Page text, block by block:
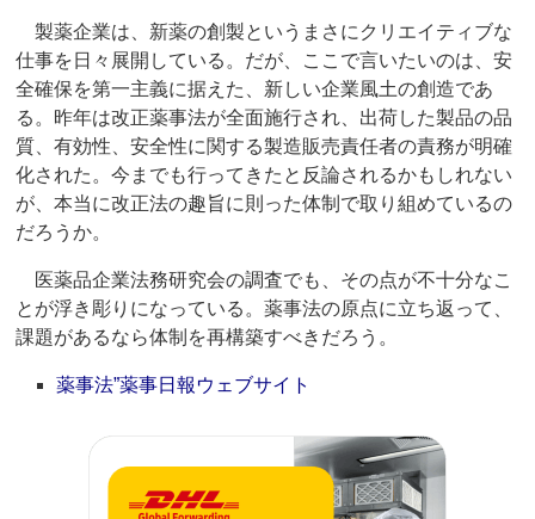
製薬企業は、新薬の創製というまさにクリエイティブな
仕事を日々展開している。だが、ここで言いたいのは、安
全確保を第一主義に据えた、新しい企業風土の創造であ
る。昨年は改正薬事法が全面施行され、出荷した製品の品
質、有効性、安全性に関する製造販売責任者の責務が明確
化された。今までも行ってきたと反論されるかもしれない
が、本当に改正法の趣旨に則った体制で取り組めているの
だろうか。
医薬品企業法務研究会の調査でも、その点が不十分なこ
とが浮き彫りになっている。薬事法の原点に立ち返って、
課題があるなら体制を再構築すべきだろう。
薬事法”薬事日報ウェブサイト